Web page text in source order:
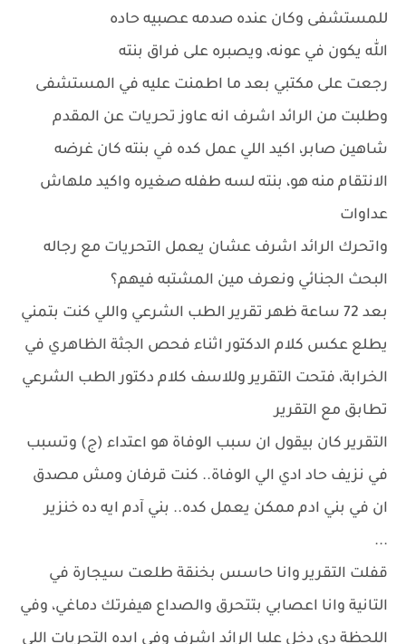
للمستشفى وكان عنده صدمه عصبيه حاده
الله يكون في عونه، ويصبره على فراق بنته
رجعت على مكتبي بعد ما اطمنت عليه في المستشفى
وطلبت من الرائد اشرف انه عاوز تحريات عن المقدم
شاهين صابر، اكيد اللي عمل كده في بنته كان غرضه
الانتقام منه هو، بنته لسه طفله صغيره واكيد ملهاش
عداوات
واتحرك الرائد اشرف عشان يعمل التحريات مع رجاله
البحث الجنائي ونعرف مين المشتبه فيهم؟
بعد 72 ساعة ظهر تقرير الطب الشرعي واللي كنت بتمني
يطلع عكس كلام الدكتور اثناء فحص الجثة الظاهري في
الخرابة، فتحت التقرير وللاسف كلام دكتور الطب الشرعي
تطابق مع التقرير
التقرير كان بيقول ان سبب الوفاة هو اعتداء (ج) وتسبب
في نزيف حاد ادي الي الوفاة.. كنت قرفان ومش مصدق
ان في بني ادم ممكن يعمل كده.. بني آدم ايه ده خنزير
...
قفلت التقرير وانا حاسس بخنقة طلعت سيجارة في
التانية وانا اعصابي بتتحرق والصداع هيفرتك دماغي، وفي
اللحظة دي دخل عليا الرائد اشرف وفي ايده التحريات اللي